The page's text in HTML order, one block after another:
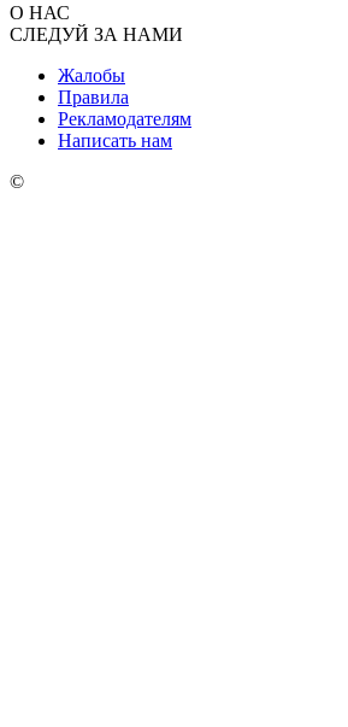
О НАС
СЛЕДУЙ ЗА НАМИ
Жалобы
Правила
Рекламодателям
Написать нам
©